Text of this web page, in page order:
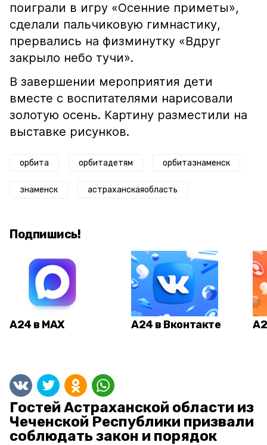
поиграли в игру «Осенние приметы»,
сделали пальчиковую гимнастику,
прервались на физминутку «Вдруг
закрыло небо тучи».
В завершении мероприятия дети
вместе с воспитателями нарисовали
золотую осень. Картину разместили на
выставке рисунков.
орбита орбитадетям орбитазнаменск
знаменск астраханскаяобласть
Подпишись!
А24 в MAX А24 в Вконтакте
Гостей Астраханской области из
Чеченской Республики призвали
соблюдать закон и порядок